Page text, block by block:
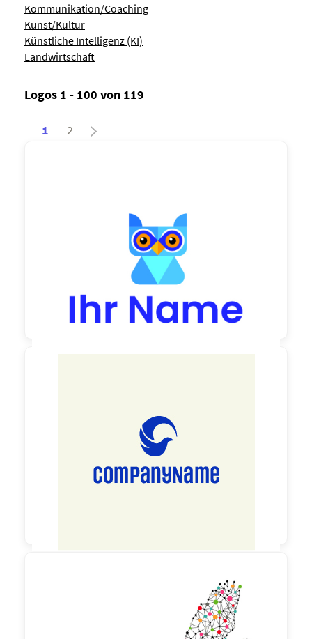
Kommunikation/Coaching
Kunst/Kultur
Künstliche Intelligenz (KI)
Landwirtschaft
Logos 1 - 100 von 119
1 2